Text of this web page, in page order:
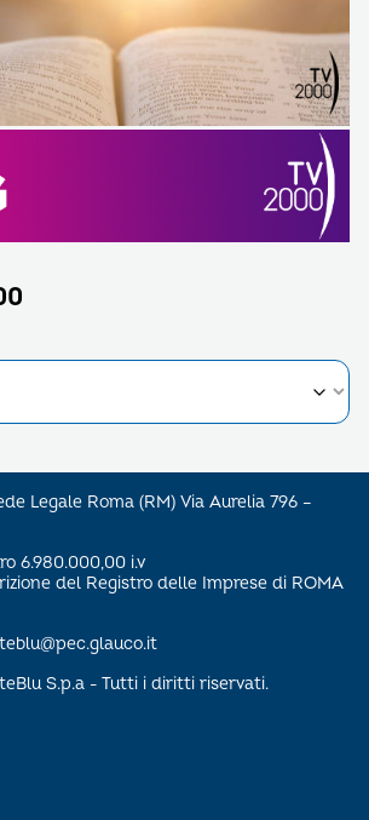
Legale Roma (RM) Via Aurelia 796 –
6.980.000,00 i.v
del Registro delle Imprese di ROMA
S.p.a - Tutti i diritti riservati.